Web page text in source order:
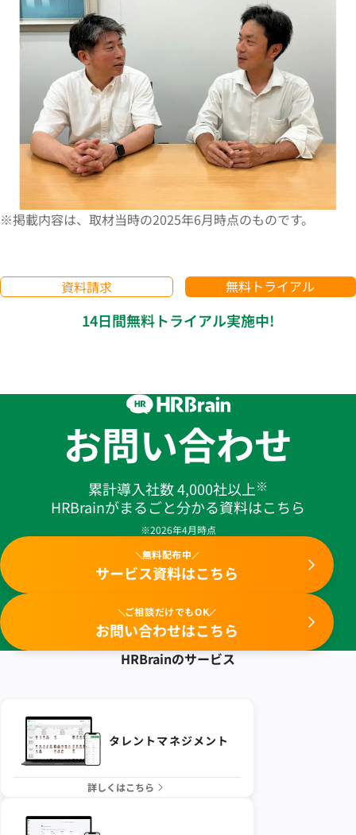
※掲載内容は、取材当時の2025年6月時点のものです。
資料請求 無料トライアル
14日間無料トライアル実施中!
お問い合わせ
累計導入社数 4,000社以上※
HRBrainがまるごと分かる資料はこちら
※2026年4月時点
無料配布中
サービス資料はこちら
ご相談だけでもOK
お問い合わせはこちら
HRBrainのサービス
タレントマネジメント
詳しくはこちら